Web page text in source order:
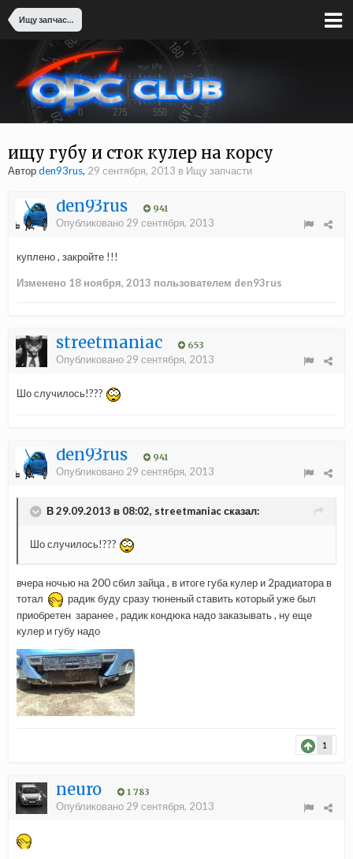
Ищу запчасти
ищу губу и сток кулер на корсу
Авторden93rus, 29 сентября, 2013 в Ищу запчасти
den93rus 941
Опубликовано 29 сентября, 2013
куплено , закройте !!!
Изменено 18 ноября, 2013 пользователем den93rus
streetmaniac 653
Опубликовано 29 сентября, 2013
Шо случилось!???
den93rus 941
Опубликовано 29 сентября, 2013
В 29.09.2013 в 08:02, streetmaniac сказал:
Шо случилось!???
вчера ночью на 200 сбил зайца , в итоге губа кулер и 2радиатора в
тотал
радик буду сразу тюненый ставить который уже был
приобретен заранее , радик кондюка надо заказывать , ну еще
кулер и губу надо
1
neuro 1 783
Опубликовано 29 сентября, 2013